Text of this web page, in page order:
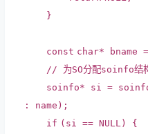
}
const char* bname =
// 为SO分配soinfo结
soinfo* si =
: name);
if (si == NULL) {